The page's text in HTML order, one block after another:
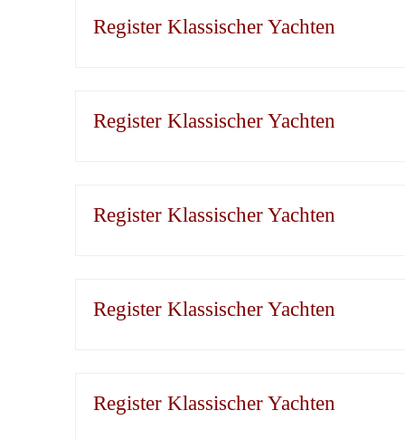
Register Klassischer Yachten
Register Klassischer Yachten
Register Klassischer Yachten
Register Klassischer Yachten
Register Klassischer Yachten